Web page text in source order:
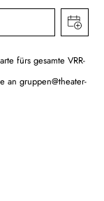
fürs gesamte VRR-
an gruppen@theater-